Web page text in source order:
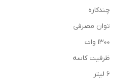
چندکاره
توان مصرفی
۱۳۰۰ وات
ظرفیت کاسه
۶ لیتر